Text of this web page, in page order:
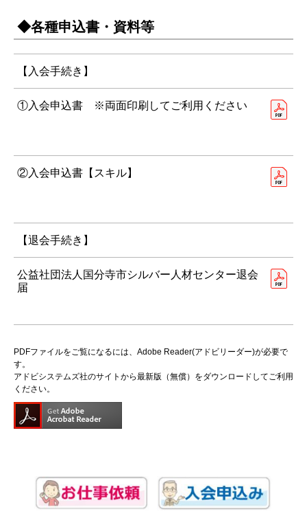
◆各種申込書・資料等
【入会手続き】
①入会申込書 ※両面印刷してご利用ください
②入会申込書【スキル】
【退会手続き】
公益社団法人国分寺市シルバー人材センター退会
届
PDFファイルをご覧になるには、Adobe Reader(アドビリーダー)が必要で
す。
アドビシステムズ社のサイトから最新版（無償）をダウンロードしてご利用
ください。